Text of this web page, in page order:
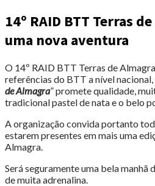
14º RAID BTT Terras
uma nova aventura
O 14º RAID BTT Terras de
referências do BTT a nível nacional,
de Almagra” promete qualidade,
tradicional pastel de nata e o belo
A organização convida portanto
estarem presentes em mais uma
Almagra.
Será seguramente uma bela manhã
de muita adrenalina.